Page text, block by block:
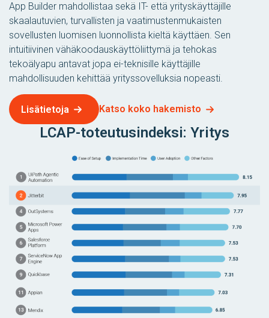
App Builder mahdollistaa sekä IT- että yrityskäyttäjille
skaalautuvien, turvallisten ja vaatimustenmukaisten
sovellusten luomisen luonnollista kieltä käyttäen. Sen
intuitiivinen vähäkoodauskäyttöliittymä ja tehokas
tekoälyapu antavat jopa ei-teknisille käyttäjille
mahdollisuuden kehittää yrityssovelluksia nopeasti.
Lisätietoja Katso koko hakemisto
LCAP-toteutusindeksi: Yritys